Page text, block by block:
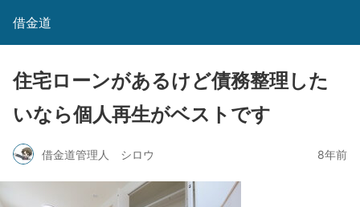
借金道
住宅ローンがあるけど債務整理した
いなら個人再生がベストです
借金道管理人 シロウ 8年前